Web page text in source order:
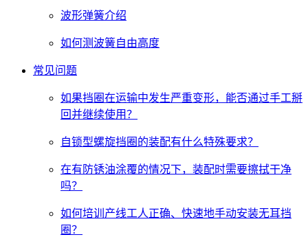
波形弹簧介绍
如何测波簧自由高度
常见问题
如果挡圈在运输中发生严重变形，能否通过手工掰
回并继续使用？
自锁型螺旋挡圈的装配有什么特殊要求？
在有防锈油涂覆的情况下，装配时需要擦拭干净
吗？
如何培训产线工人正确、快速地手动安装无耳挡
圈？